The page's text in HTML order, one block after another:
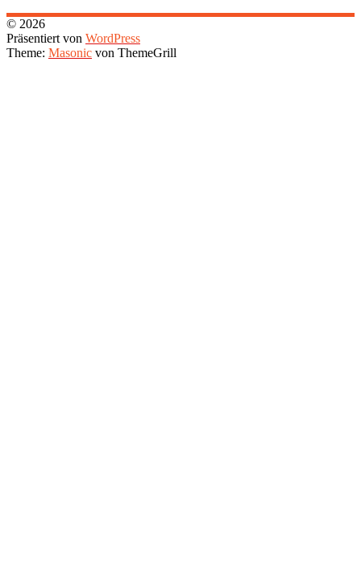
© 2026
Präsentiert von WordPress
Theme: Masonic von ThemeGrill